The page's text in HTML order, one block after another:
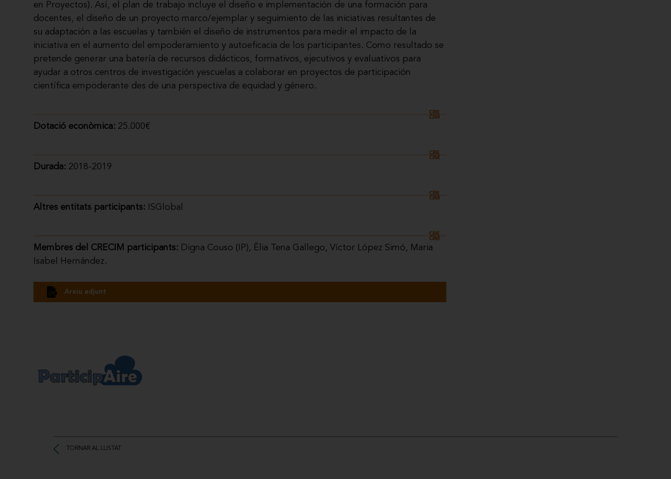
en Proyectos). Así, el plan de trabajo incluye el diseño e implementación de una formación para
docentes, el diseño de un proyecto marco/ejemplar y seguimiento de las iniciativas resultantes de
su adaptación a las escuelas y también el diseño de instrumentos para medir el impacto de la
iniciativa en el aumento del empoderamiento y autoeficacia de los participantes. Como resultado se
pretende generar una batería de recursos didácticos, formativos, ejecutivos y evaluativos para
ayudar a otros centros de investigación yescuelas a colaborar en proyectos de participación
científica empoderante des de una perspectiva de equidad y género.
Dotació econòmica: 25.000€
Durada: 2018-2019
Altres entitats participants: ISGlobal
Membres del CRECIM participants: Digna Couso (IP), Èlia Tena Gallego, Víctor López Simó, Maria
Isabel Hernández.
Arxiu adjunt
TORNAR AL LLISTAT